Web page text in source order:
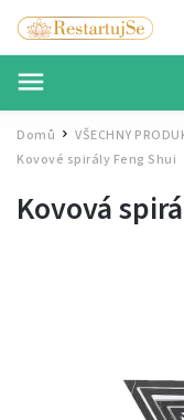
Domů / VŠECHNY
Kovové spirály Feng Shui
Kovová